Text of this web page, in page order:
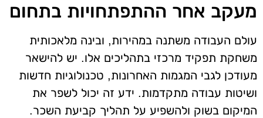
מעקב אחר ההתפתחויות בתחום
עולם העבודה משתנה במהירות, ובינה מלאכותית
משחקת תפקיד מרכזי בתהליכים אלו. יש להישאר
מעודכן לגבי המגמות האחרונות, טכנולוגיות חדשות
ושיטות עבודה מתקדמות. ידע זה יכול לשפר את
המיקום בשוק ולהשפיע על תהליך קביעת השכר.